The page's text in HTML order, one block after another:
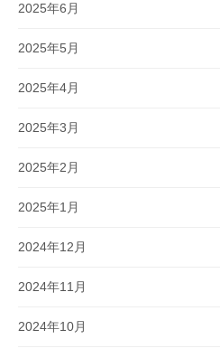
2025年6月
2025年5月
2025年4月
2025年3月
2025年2月
2025年1月
2024年12月
2024年11月
2024年10月